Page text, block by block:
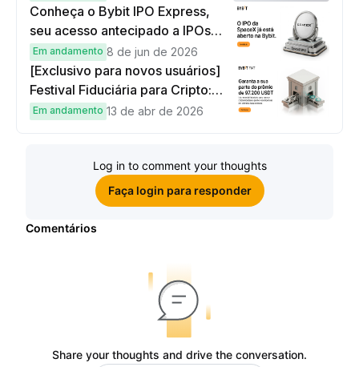
Conheça o Bybit IPO Express,
seu acesso antecipado a IPOs
globais
Em andamento 8 de jun de 2026
[Exclusivo para novos usuários]
Festival Fiduciária para Cripto:
complete tarefas simples e
Em andamento 13 de abr de 2026
Log in to comment your thoughts
Faça login para responder
Comentários
Share your thoughts and drive the conversation.